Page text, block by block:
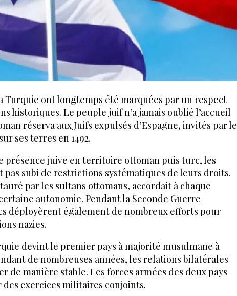
Turquie ont longtemps été marquées par un respect
historiques. Le peuple juif n’a jamais oublié l’accueil
réserva aux Juifs expulsés d’Espagne, invités par le
ses terres en 1492.
présence juive en territoire ottoman puis turc, les
pas subi de restrictions systématiques de leurs droits.
par les sultans ottomans, accordait à chaque
autonomie. Pendant la Seconde Guerre
déployèrent également de nombreux efforts pour
nazies.
devint le premier pays à majorité musulmane à
de nombreuses années, les relations bilatérales
de manière stable. Les forces armées des deux pays
exercices militaires conjoints.